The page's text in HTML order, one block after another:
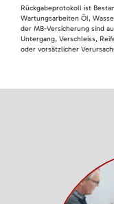
Rückgabeprotokoll ist
Wartungsarbeiten Öl,
der MB-Versicherung sind
Untergang, Verschleiss,
oder vorsätzlicher